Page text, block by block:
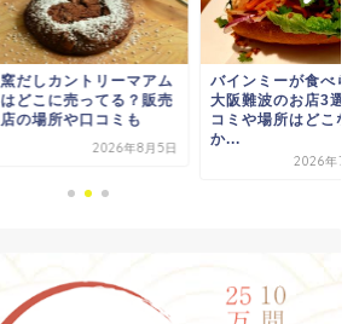
窯だしカントリーマアム
はどこに売ってる？販売
店の場所や口コミも
2026年8月5日
バインミーが食べら
大阪難波のお店3選
コミや場所はどこな
か...
2026年7